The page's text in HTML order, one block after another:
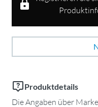
Produktdetails
Die Angaben über